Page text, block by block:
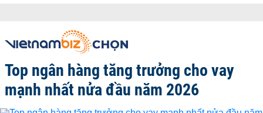
Top ngân hàng tăng trưởng cho vay
mạnh nhất nửa đầu năm 2026